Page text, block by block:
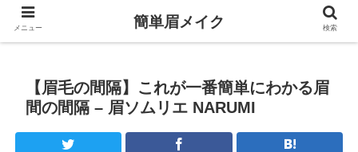
【眉毛の間隔】これが一番簡単にわかる眉
間の間隔 – 眉ソムリエ NARUMI
メニュー 簡単眉メイク 検索